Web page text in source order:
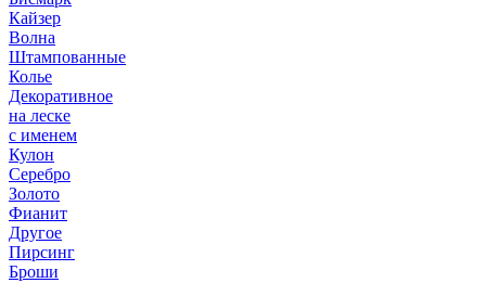
Кайзер
Волна
Штампованные
Колье
Декоративное
на леске
с именем
Кулон
Серебро
Золото
Фианит
Другое
Пирсинг
Броши